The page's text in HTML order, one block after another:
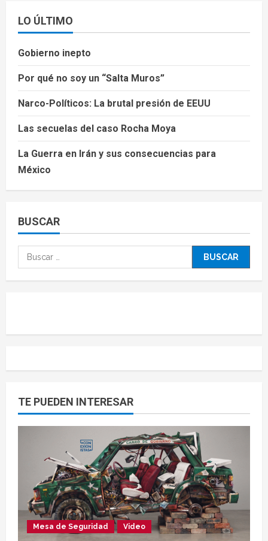
LO ÚLTIMO
Gobierno inepto
Por qué no soy un “Salta Muros”
Narco-Políticos: La brutal presión de EEUU
Las secuelas del caso Rocha Moya
La Guerra en Irán y sus consecuencias para
México
BUSCAR
TE PUEDEN INTERESAR
Mesa de Seguridad Video